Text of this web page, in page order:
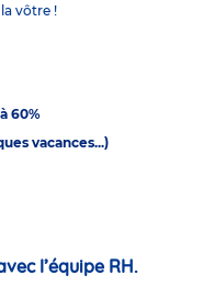
vôtre !
60%
vacances...)
l’équipe RH.